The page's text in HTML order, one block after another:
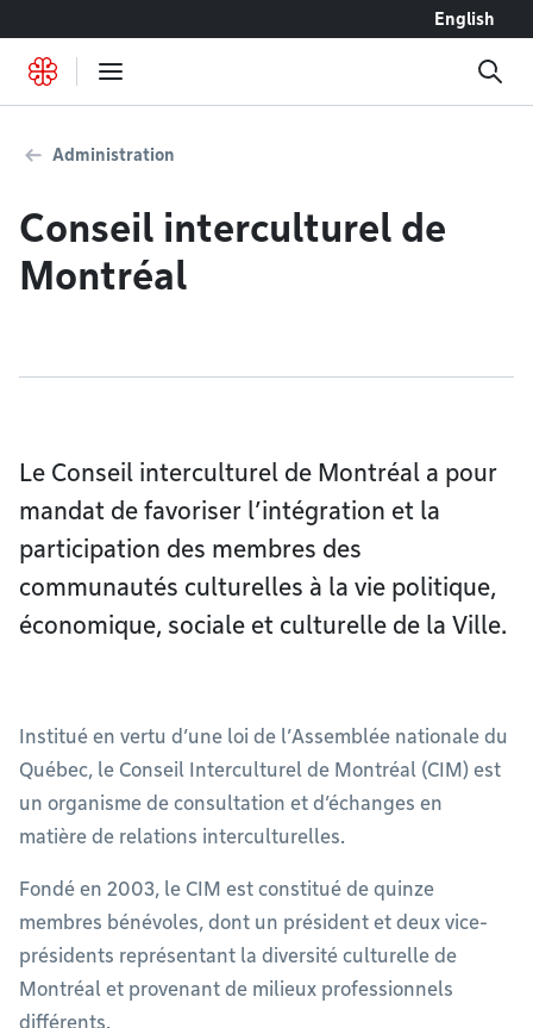
English
Administration
Conseil interculturel de
Montréal
Le Conseil interculturel de Montréal a pour
mandat de favoriser l’intégration et la
participation des membres des
communautés culturelles à la vie politique,
économique, sociale et culturelle de la Ville.
Institué en vertu d’une loi de l’Assemblée nationale du
Québec, le Conseil Interculturel de Montréal (CIM) est
un organisme de consultation et d’échanges en
matière de relations interculturelles.
Fondé en 2003, le CIM est constitué de quinze
membres bénévoles, dont un président et deux vice-
présidents représentant la diversité culturelle de
Montréal et provenant de milieux professionnels
différents.